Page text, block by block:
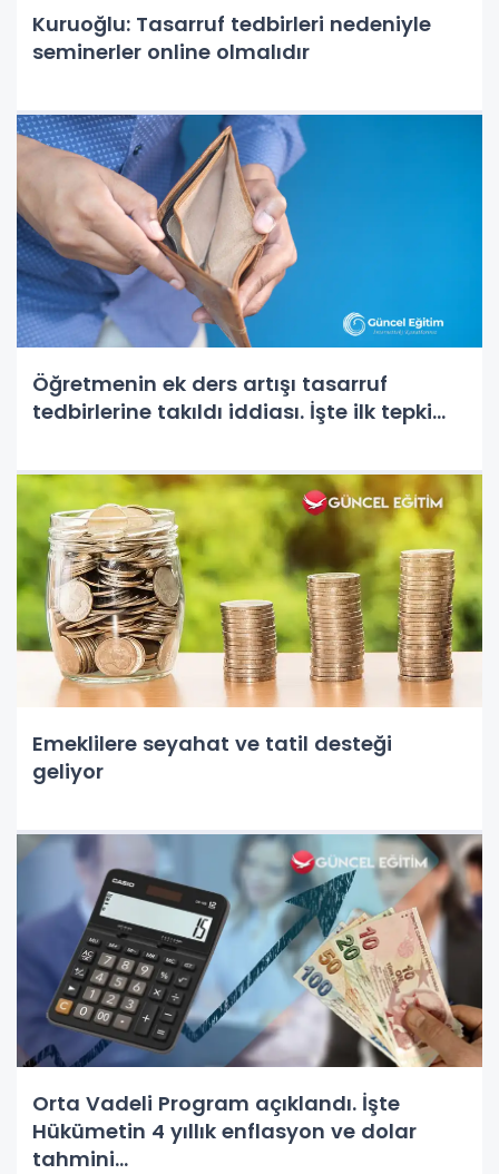
Kuruoğlu: Tasarruf tedbirleri nedeniyle
seminerler online olmalıdır
Öğretmenin ek ders artışı tasarruf
tedbirlerine takıldı iddiası. İşte ilk tepki...
Emeklilere seyahat ve tatil desteği
geliyor
Orta Vadeli Program açıklandı. İşte
Hükümetin 4 yıllık enflasyon ve dolar
tahmini...